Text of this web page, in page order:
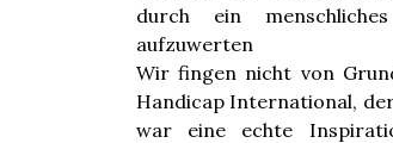
durch ein
aufzuwerten
Wir fingen nicht von
Handicap International,
war eine echte